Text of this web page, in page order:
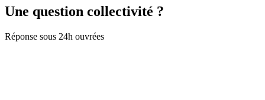
Une question collectivité ?
Réponse sous 24h ouvrées